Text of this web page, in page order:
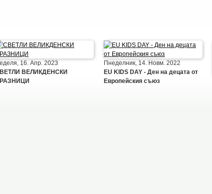
16. Апр. 2023
ВЕЛИКДЕНСКИ
Пнеделник, 14. Новм. 2022
EU KIDS DAY - Ден на децата от
Европейския съюз